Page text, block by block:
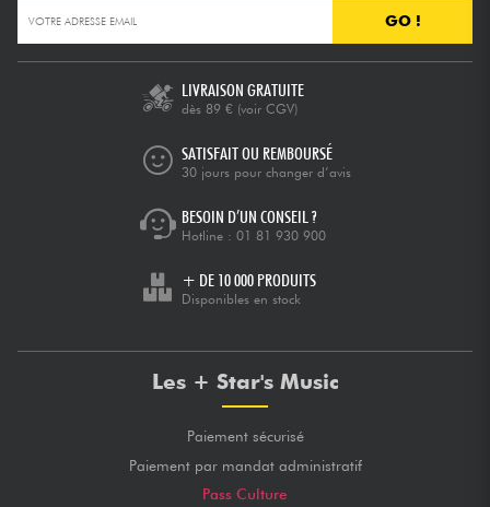
GO !
LIVRAISON GRATUITE
dès 89 € (voir CGV)
SATISFAIT OU REMBOURSÉ
30 jours pour changer d’avis
BESOIN D’UN CONSEIL ?
Hotline : 01 81 930 900
+ DE 10 000 PRODUITS
Disponibles en stock
Les + Star's Music
Paiement sécurisé
Paiement par mandat administratif
Pass Culture